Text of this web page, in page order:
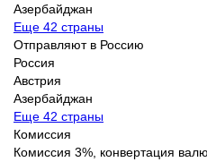
Азербайджан
Еще 42 страны
Отправляют в Россию
Россия
Австрия
Азербайджан
Еще 42 страны
Комиссия
Комиссия 3%, конвертация